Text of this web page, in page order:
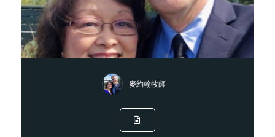
麥約翰牧師